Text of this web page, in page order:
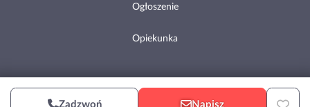
Napisz
Zadzwoń
Ogłoszenie
Opiekunka
Copyright © 2002-2026 Pomocni.pl